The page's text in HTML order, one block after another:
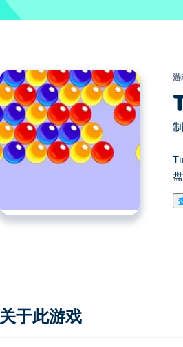
游
在这里你可以玩Tingly Bubble
关于此游戏